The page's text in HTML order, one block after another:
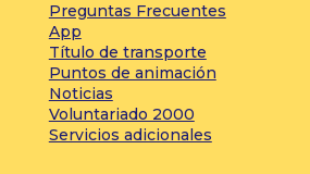
Preguntas Frecuentes
App
Título de transporte
Puntos de animación
Noticias
Voluntariado 2000
Servicios adicionales